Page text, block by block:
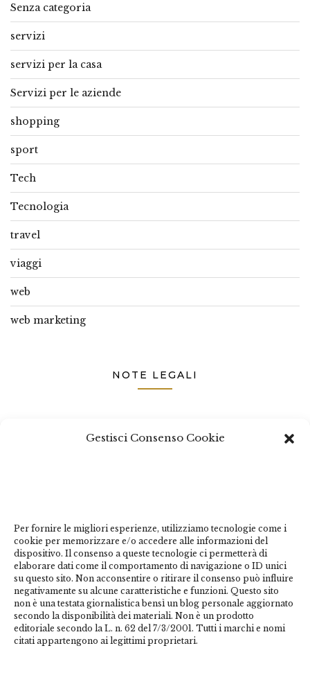
Gestisci Consenso Cookie
Per fornire le migliori esperienze, utilizziamo tecnologie come i
cookie per memorizzare e/o accedere alle informazioni del
dispositivo. Il consenso a queste tecnologie ci permetterà di
elaborare dati come il comportamento di navigazione o ID unici
su questo sito. Non acconsentire o ritirare il consenso può influire
negativamente su alcune caratteristiche e funzioni. Questo sito
non è una testata giornalistica bensì un blog personale aggiornato
secondo la disponibilità dei materiali. Non è un prodotto
editoriale secondo la L. n. 62 del 7/3/2001. Tutti i marchi e nomi
citati appartengono ai legittimi proprietari.
Senza categoria
servizi
servizi per la casa
Servizi per le aziende
shopping
sport
Tech
Tecnologia
travel
viaggi
web
web marketing
NOTE LEGALI
carattere periodico essendo aggiornato secondo la
marchi di terzi, nomi di prodotti, nomi commerciali,
nomi corporativi e società citati possono essere marchi
di proprietà dei rispettivi titolari o marchi registrati
d’altre società e sono stati utilizzati a puro scopo
esplicativo ed a beneficio del possessore, senza alcun
fine di violazione dei diritti di Copyright vigenti. Questo
sito utilizza solo cookie tecnici, in totale rispetto della